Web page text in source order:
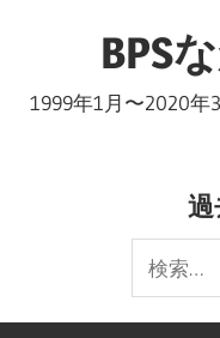
プ
BPS
1999年1月〜2020年
索: